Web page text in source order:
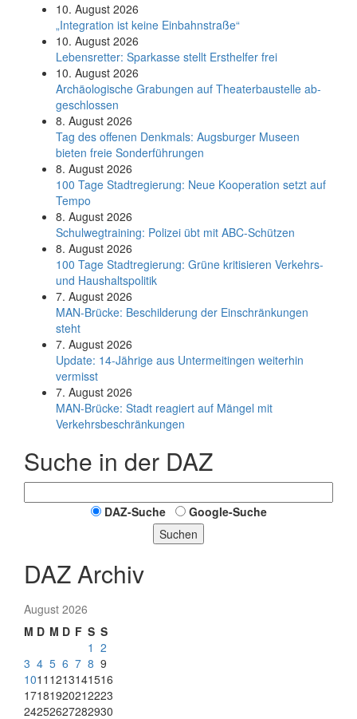
10. August 2026
„Integration ist keine Einbahnstraße“
10. August 2026
Le­bens­ret­ter: Spar­kas­se stellt Erst­hel­fer frei
10. August 2026
Ar­chäo­lo­gi­sche Gra­bun­gen auf Thea­ter­bau­stel­le ab­
ge­schlos­sen
8. August 2026
Tag des offenen Denkmals: Augsburger Museen
bieten freie Sonderführungen
8. August 2026
100 Tage Stadtregierung: Neue Kooperation setzt auf
Tempo
8. August 2026
Schul­weg­trai­ning: Poli­zei übt mit ABC-Schüt­zen
8. August 2026
100 Tage Stadtregierung: Grüne kritisieren Verkehrs-
und Haushaltspolitik
7. August 2026
MAN-Brücke: Beschilderung der Einschränkungen
steht
7. August 2026
Update: 14-Jährige aus Untermeitingen weiterhin
vermisst
7. August 2026
MAN-Brücke: Stadt reagiert auf Mängel mit
Verkehrsbeschränkungen
Suche in der DAZ
DAZ-Suche
Google-Suche
Suchen
DAZ Archiv
August 2026
M D M D F S S
1 2
3 4 5 6 7 8 9
1011 1213141516
17181920212223
24252627282930